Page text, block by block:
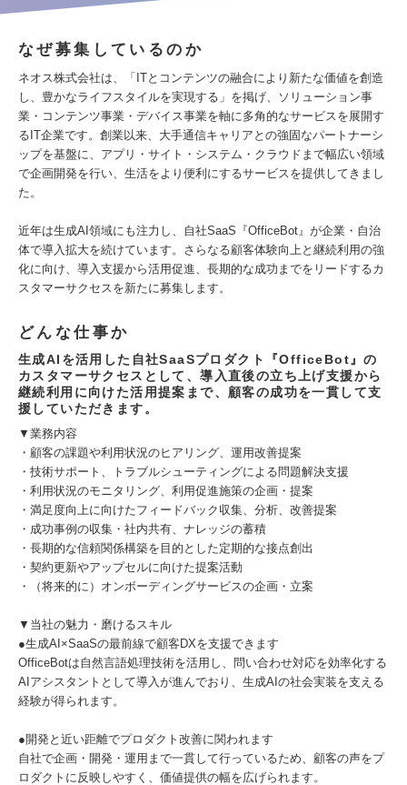
なぜ募集しているのか
ネオス株式会社は、「ITとコンテンツの融合により新たな価値を創造
し、豊かなライフスタイルを実現する」を掲げ、ソリューション事
業・コンテンツ事業・デバイス事業を軸に多角的なサービスを展開す
るIT企業です。創業以来、大手通信キャリアとの強固なパートナーシ
ップを基盤に、アプリ・サイト・システム・クラウドまで幅広い領域
で企画開発を行い、生活をより便利にするサービスを提供してきまし
た。
近年は生成AI領域にも注力し、自社SaaS『OfficeBot』が企業・自治
体で導入拡大を続けています。さらなる顧客体験向上と継続利用の強
化に向け、導入支援から活用促進、長期的な成功までをリードするカ
スタマーサクセスを新たに募集します。
どんな仕事か
生成AIを活用した自社SaaSプロダクト『OfficeBot』の
カスタマーサクセスとして、導入直後の立ち上げ支援から
継続利用に向けた活用提案まで、顧客の成功を一貫して支
援していただきます。
▼業務内容
・顧客の課題や利用状況のヒアリング、運用改善提案
・技術サポート、トラブルシューティングによる問題解決支援
・利用状況のモニタリング、利用促進施策の企画・提案
・満足度向上に向けたフィードバック収集、分析、改善提案
・成功事例の収集・社内共有、ナレッジの蓄積
・長期的な信頼関係構築を目的とした定期的な接点創出
・契約更新やアップセルに向けた提案活動
・（将来的に）オンボーディングサービスの企画・立案
▼当社の魅力・磨けるスキル
●生成AI×SaaSの最前線で顧客DXを支援できます
OfficeBotは自然言語処理技術を活用し、問い合わせ対応を効率化する
AIアシスタントとして導入が進んでおり、生成AIの社会実装を支える
経験が得られます。
●開発と近い距離でプロダクト改善に関われます
自社で企画・開発・運用まで一貫して行っているため、顧客の声をプ
ロダクトに反映しやすく、価値提供の幅を広げられます。